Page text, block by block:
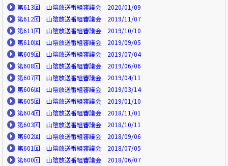
第613回 山陰放送番組審議会 2020/01/09
第612回 山陰放送番組審議会 2019/11/07
第611回 山陰放送番組審議会 2019/10/10
第610回 山陰放送番組審議会 2019/09/05
第609回 山陰放送番組審議会 2019/07/04
第608回 山陰放送番組審議会 2019/06/06
第607回 山陰放送番組審議会 2019/04/11
第606回 山陰放送番組審議会 2019/03/14
第605回 山陰放送番組審議会 2019/01/10
第604回 山陰放送番組審議会 2018/11/01
第603回 山陰放送番組審議会 2018/10/11
第602回 山陰放送番組審議会 2018/09/06
第601回 山陰放送番組審議会 2018/07/05
第600回 山陰放送番組審議会 2018/06/07